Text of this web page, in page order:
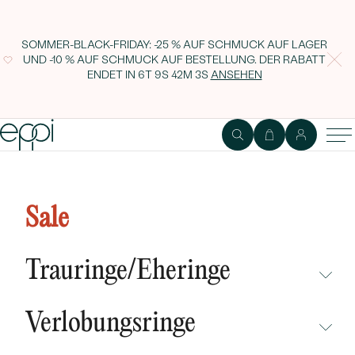
SOMMER-BLACK-FRIDAY: -25 % AUF SCHMUCK AUF LAGER
UND -10 % AUF SCHMUCK AUF BESTELLUNG. DER RABATT
ENDET IN 6T 9S 42M 2S ANSEHEN
Sale
Trauringe/Eheringe
NEUHEITEN
Verlobungsringe
Blumenform Teresia